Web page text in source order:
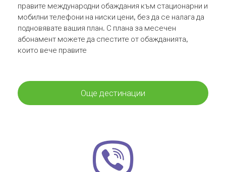
правите международни обаждания към стационарни и
мобилни телефони на ниски цени, без да се налага да
подновявате вашия план. С плана за месечен
абонамент можете да спестите от обажданията,
които вече правите
Още дестинации